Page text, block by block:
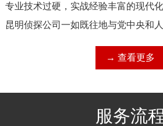
专业技术过硬，实战经验丰富的现代
昆明侦探公司一如既往地与党中央和
法律法规，公司业务内容与律师事务
→ 查看更多
服务流